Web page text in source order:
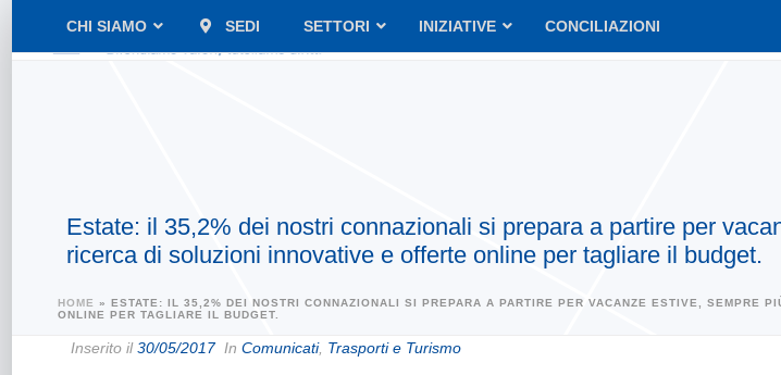
CHI SIAMO SEDI SETTORI INIZIATIVE CONCILIAZIONI
Estate: il 35,2% dei nostri connazionali si prepara a partire per
ricerca di soluzioni innovative e offerte online per tagliare il budget.
HOME » ESTATE: IL 35,2% DEI NOSTRI CONNAZIONALI SI PREPARA A PARTIRE PER VACANZE ESTIVE, SEMPRE
ONLINE PER TAGLIARE IL BUDGET.
Inserito il30/05/2017 In Comunicati, Trasporti e Turismo